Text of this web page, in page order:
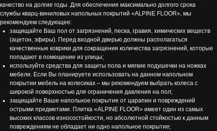
качество на долгие годы. Для обеспечения максимально долгого срока
службы кварц-виниловых напольных покрытий «ALPINE FLOOR», мы
рекомендуем следующее:
защищайте Ваш пол от загрязнений, песка, гравия, химических веществ
(ацетон, эфиры). Перед входной дверью должны располагаться
качественные коврики для сокращения количества загрязнений, которые
попадают в помещение из улицы;
используйте средства для защиты пола и мягкие подушечки на ножках
мебели. Если Вы планируете использовать на данном напольном
покрытии мебель на колесиках – мы рекомендуем выбрать колеса с
широкой поверхностью для ограничения давления на пол;
защищайте Ваше напольное покрытие от царапин и повреждений
острыми предметами. Плитка «ALPINE FLOOR» имеет один из самых
высоких классов износостойкости, но абсолютной стойкостью к данным
повреждениям не обладает ни одно напольное покрытие;